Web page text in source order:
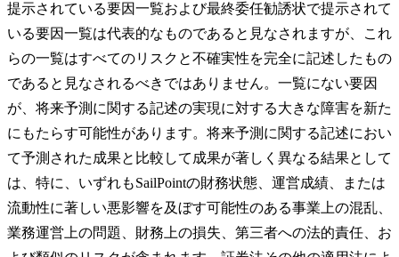
提示されている要因一覧および最終委任勧誘状で提示されて
いる要因一覧は代表的なものであると見なされますが、これ
らの一覧はすべてのリスクと不確実性を完全に記述したもの
であると見なされるべきではありません。一覧にない要因
が、将来予測に関する記述の実現に対する大きな障害を新た
にもたらす可能性があります。将来予測に関する記述におい
て予測された成果と比較して成果が著しく異なる結果として
は、特に、いずれもSailPointの財務状態、運営成績、または
流動性に著しい悪影響を及ぼす可能性のある事業上の混乱、
業務運営上の問題、財務上の損失、第三者への法的責任、お